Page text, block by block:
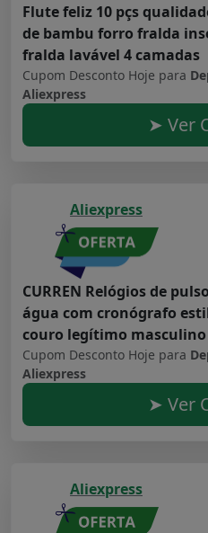
Flute feliz 10 pçs
de bambu forro fralda
fralda lavável 4 camadas
Cupom Desconto Hoje para
Aliexpress
➤ Ver
Aliexpress
CURREN Relógios de
água com cronógrafo
couro legítimo masculino
Cupom Desconto Hoje para
Aliexpress
➤ Ver
Aliexpress